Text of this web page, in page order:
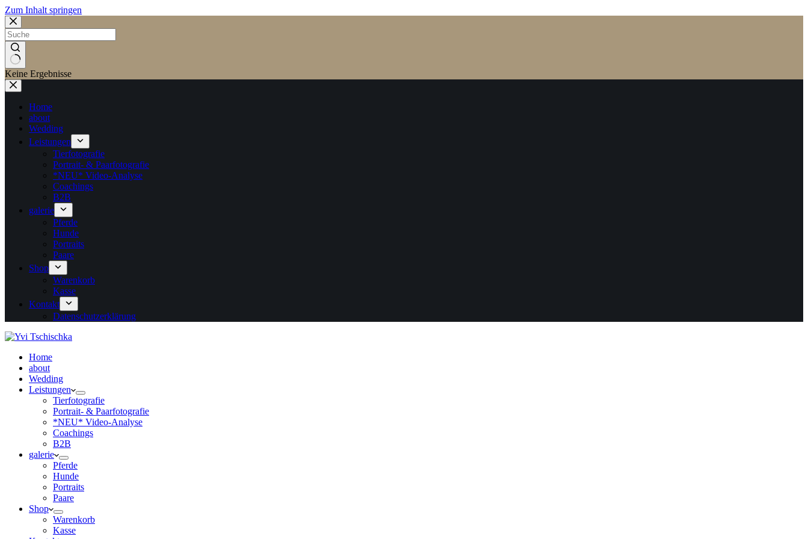
Zum Inhalt springen
Keine Ergebnisse
Home
about
Wedding
Leistungen
Tierfotografie
Portrait- & Paarfotografie
*NEU* Video-Analyse
Coachings
B2B
galerie
Pferde
Hunde
Portraits
Paare
Shop
Warenkorb
Kasse
Kontakt
Datenschutzerklärung
Home
about
Wedding
Leistungen
Tierfotografie
Portrait- & Paarfotografie
*NEU* Video-Analyse
Coachings
B2B
galerie
Pferde
Hunde
Portraits
Paare
Shop
Warenkorb
Kasse